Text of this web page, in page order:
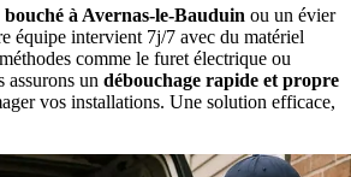
à Avernas-le-Bauduin ou un évier
équipe intervient 7j/7 avec du matériel
comme le furet électrique ou
assurons un débouchage rapide et propre
vos installations. Une solution efficace,